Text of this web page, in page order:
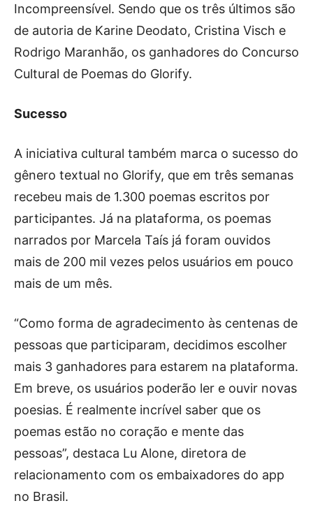
Incompreensível. Sendo que os três últimos são
de autoria de Karine Deodato, Cristina Visch e
Rodrigo Maranhão, os ganhadores do Concurso
Cultural de Poemas do Glorify.
Sucesso
A iniciativa cultural também marca o sucesso do
gênero textual no Glorify, que em três semanas
recebeu mais de 1.300 poemas escritos por
participantes. Já na plataforma, os poemas
narrados por Marcela Taís já foram ouvidos
mais de 200 mil vezes pelos usuários em pouco
mais de um mês.
“Como forma de agradecimento às centenas de
pessoas que participaram, decidimos escolher
mais 3 ganhadores para estarem na plataforma.
Em breve, os usuários poderão ler e ouvir novas
poesias. É realmente incrível saber que os
poemas estão no coração e mente das
pessoas”, destaca Lu Alone, diretora de
relacionamento com os embaixadores do app
no Brasil.